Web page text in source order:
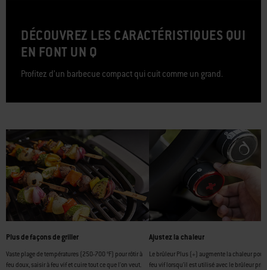
DÉCOUVREZ LES CARACTÉRISTIQUES QUI
EN FONT UN Q
Profitez d’un barbecue compact qui cuit comme un grand.
Plus de façons de griller
Vaste plage de températures (250-700 °F) pour rôtir à
feu doux, saisir à feu vif et cuire tout ce que l’on veut.
Ajustez la chaleur
Le brûleur Plus (+) augmente la chaleur pour
feu vif lorsqu’il est utilisé avec le brûleur